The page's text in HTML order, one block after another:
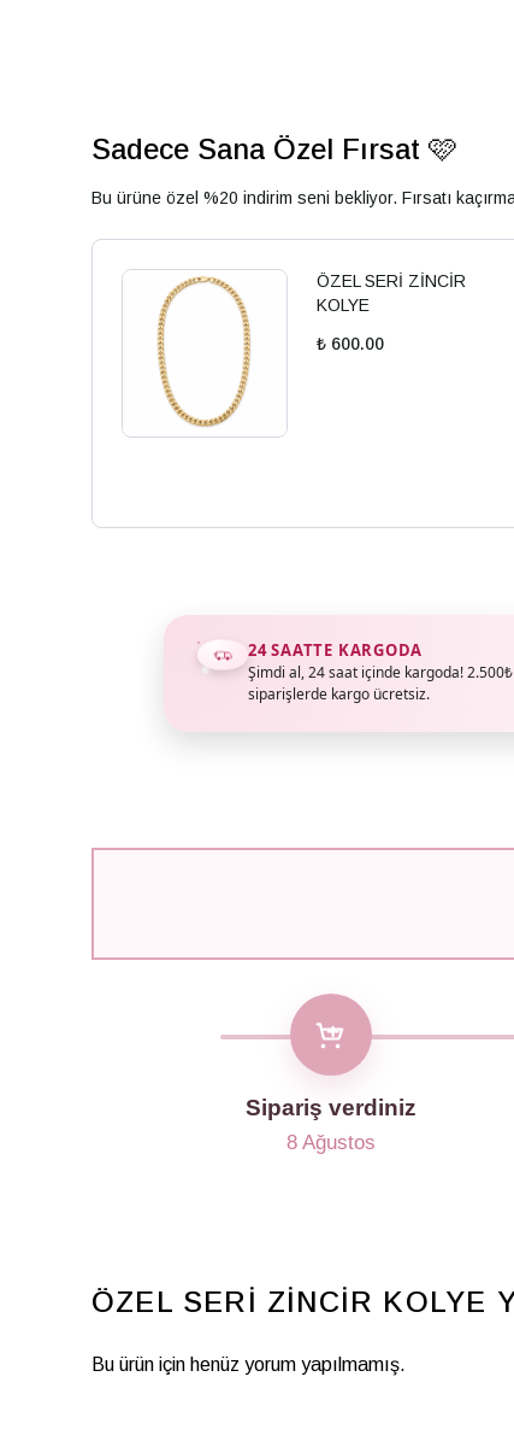
Sadece Sana Özel Fırsat 🩷
Bu ürüne özel %20 indirim seni bekliyor. Fırsatı
ÖZEL SERİ ZİNCİR
KOLYE
₺ 600.00
24 SAATTE KARGODA
Şimdi al, 24 saat içinde kargoda!
siparişlerde kargo ücretsiz.
Sipariş verdiniz
8 Ağustos
ÖZEL SERİ ZİNCİR KOLYE
Bu ürün için henüz yorum yapılmamış.